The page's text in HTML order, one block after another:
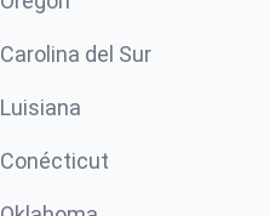
Carolina del Sur
Luisiana
Conécticut